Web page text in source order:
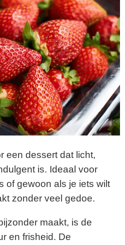
een dessert dat licht,
is. Ideaal voor
of gewoon als je iets wilt
zonder veel gedoe.
maakt, is de
en frisheid. De